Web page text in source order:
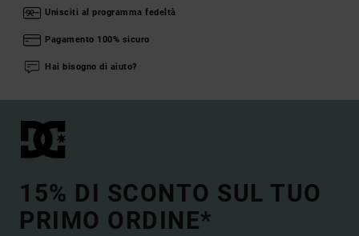
Unisciti al programma fedeltà
Pagamento 100% sicuro
Hai bisogno di aiuto?
15% DI SCONTO SUL TUO
PRIMO ORDINE*